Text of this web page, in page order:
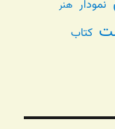
نمودار هنر
کتاب